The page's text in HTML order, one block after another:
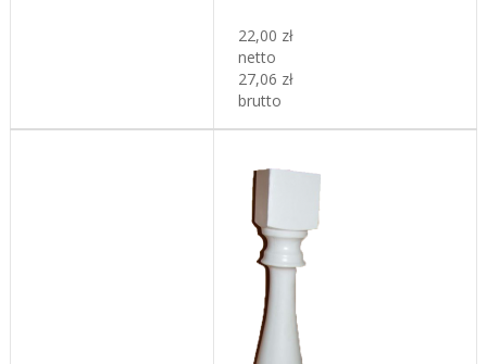
22,00 zł
netto
27,06 zł
brutto